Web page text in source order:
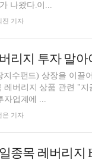
나왔다.이...
진 기자
리지 투자 말
지수펀드) 상장을 이끌
레버리지 상품 관련 "
자업계에 ...
은 기자